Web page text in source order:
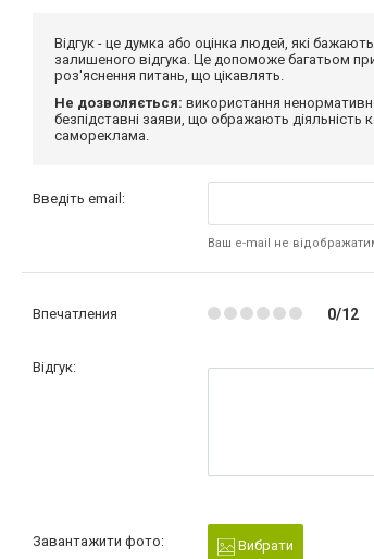
Відгук - це думка або оцінка людей, які
залишеного відгука. Це допоможе багатьом
роз'яснення питань, що цікавлять.
Не дозволяється: використання
безпідставні заяви, що ображають діяльність
самореклама.
Введіть email:
Ваш e-mail не
Впечатления 0/12
Відгук:
Завантажити фото: Вибрати